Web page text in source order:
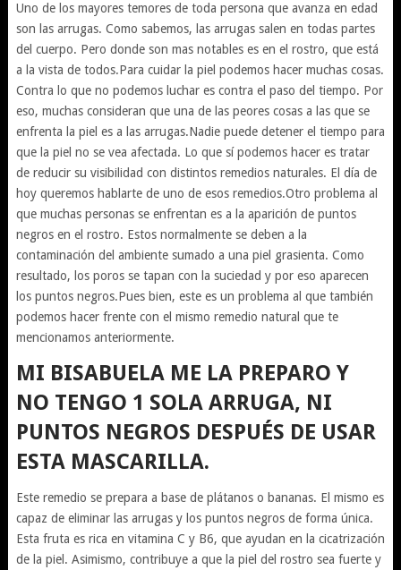
Uno de los mayores temores de toda persona que avanza en edad
son las arrugas. Como sabemos, las arrugas salen en todas partes
del cuerpo. Pero donde son mas notables es en el rostro, que está
a la vista de todos.Para cuidar la piel podemos hacer muchas cosas.
Contra lo que no podemos luchar es contra el paso del tiempo. Por
eso, muchas consideran que una de las peores cosas a las que se
enfrenta la piel es a las arrugas.Nadie puede detener el tiempo para
que la piel no se vea afectada. Lo que sí podemos hacer es tratar
de reducir su visibilidad con distintos remedios naturales. El día de
hoy queremos hablarte de uno de esos remedios.Otro problema al
que muchas personas se enfrentan es a la aparición de puntos
negros en el rostro. Estos normalmente se deben a la
contaminación del ambiente sumado a una piel grasienta. Como
resultado, los poros se tapan con la suciedad y por eso aparecen
los puntos negros.Pues bien, este es un problema al que también
podemos hacer frente con el mismo remedio natural que te
mencionamos anteriormente.
MI BISABUELA ME LA PREPARO Y
NO TENGO 1 SOLA ARRUGA, NI
PUNTOS NEGROS DESPUÉS DE USAR
ESTA MASCARILLA.
Este remedio se prepara a base de plátanos o bananas. El mismo es
capaz de eliminar las arrugas y los puntos negros de forma única.
Esta fruta es rica en vitamina C y B6, que ayudan en la cicatrización
de la piel. Asimismo, contribuye a que la piel del rostro sea fuerte y